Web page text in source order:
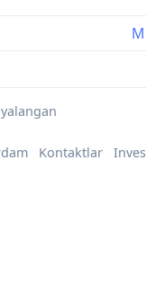
Kontaktlar